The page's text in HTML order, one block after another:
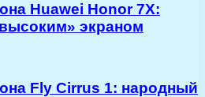
Huawei Honor 7X:
экраном
Fly Cirrus 1: народный